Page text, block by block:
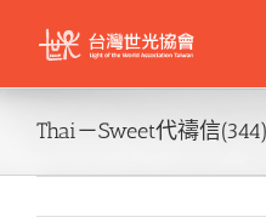
content
Thai－Sweet代禱信(344)